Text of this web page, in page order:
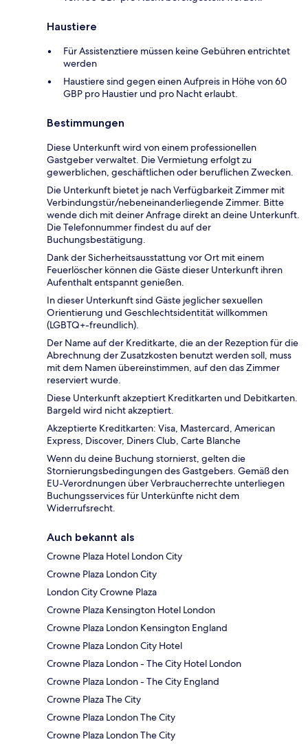
Haustiere
Für Assistenztiere müssen keine Gebühren entrichtet
werden
Haustiere sind gegen einen Aufpreis in Höhe von 60
GBP pro Haustier und pro Nacht erlaubt.
Bestimmungen
Diese Unterkunft wird von einem professionellen
Gastgeber verwaltet. Die Vermietung erfolgt zu
gewerblichen, geschäftlichen oder beruflichen Zwecken.
Die Unterkunft bietet je nach Verfügbarkeit Zimmer mit
Verbindungstür/nebeneinanderliegende Zimmer. Bitte
wende dich mit deiner Anfrage direkt an deine Unterkunft.
Die Telefonnummer findest du auf der
Buchungsbestätigung.
Dank der Sicherheitsausstattung vor Ort mit einem
Feuerlöscher können die Gäste dieser Unterkunft ihren
Aufenthalt entspannt genießen.
In dieser Unterkunft sind Gäste jeglicher sexuellen
Orientierung und Geschlechtsidentität willkommen
(LGBTQ+-freundlich).
Der Name auf der Kreditkarte, die an der Rezeption für die
Abrechnung der Zusatzkosten benutzt werden soll, muss
mit dem Namen übereinstimmen, auf den das Zimmer
reserviert wurde.
Diese Unterkunft akzeptiert Kreditkarten und Debitkarten.
Bargeld wird nicht akzeptiert.
Akzeptierte Kreditkarten: Visa, Mastercard, American
Express, Discover, Diners Club, Carte Blanche
Wenn du deine Buchung stornierst, gelten die
Stornierungsbedingungen des Gastgebers. Gemäß den
EU-Verordnungen über Verbraucherrechte unterliegen
Buchungsservices für Unterkünfte nicht dem
Widerrufsrecht.
Auch bekannt als
Crowne Plaza Hotel London City
Crowne Plaza London City
London City Crowne Plaza
Crowne Plaza Kensington Hotel London
Crowne Plaza London Kensington England
Crowne Plaza London City Hotel
Crowne Plaza London - The City Hotel London
Crowne Plaza London - The City England
Crowne Plaza The City
Crowne Plaza London The City
Crowne Plaza London The City